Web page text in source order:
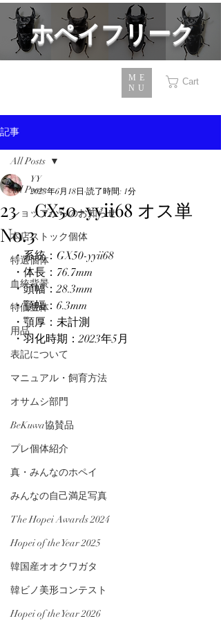
​ホペイフリーク
ME
NU
Cart
記事
All Posts
ショップからのお知らせ
本店ストック個体
特選個体
血統背景
特価生体
用品
表記について
マニュアル・飼育方法
オサムシ部門
BeKuwa協賛品
プレ個体紹介
真・みんなのホペイ
みんなの自己満足写真
The Hopei Awards 2024
Hopei of the Year 2025
韓国産オオクワガタ
韓ビノ美形コンテスト
Hopei of the Year 2026
All Posts
23 GX50-yyii68 オス単
No.3
YY
2023年6月18日 読了時間: 1分
・系統：GX50-yyii68
・体長：76.7mm
・頭幅：28.3mm
・顎幅：6.3mm
・顎厚：未計測
・羽化時期：2023年5月